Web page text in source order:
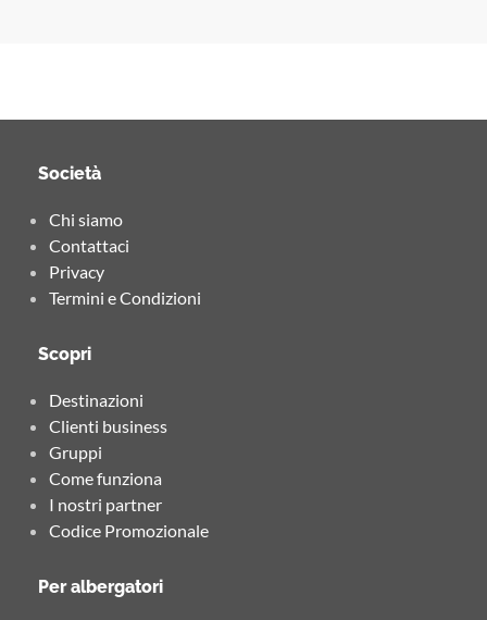
Società
Chi siamo
Contattaci
Privacy
Termini e Condizioni
Scopri
Destinazioni
Clienti business
Gruppi
Come funziona
I nostri partner
Codice Promozionale
Per albergatori